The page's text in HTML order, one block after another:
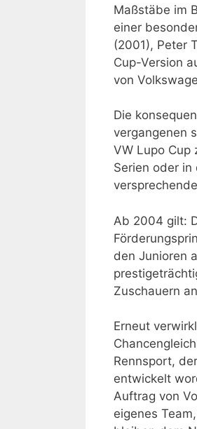
Maßstäbe im
einer
(2001), Peter
Cup-Version
von
Die
vergangenen
VW Lupo Cup
Serien oder
Ab 2004 gilt:
den Junioren
Zuschauern
Erneut
Rennsport,
entwickelt
Auftrag von
eigenes